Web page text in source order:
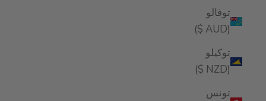
توفالو
(AUD $)
توكيلو
(NZD $)
تونس